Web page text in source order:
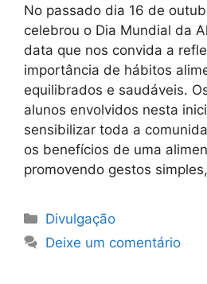
No passado dia 16 de
celebrou o Dia Mundial da
data que nos convida a
importância de hábitos
equilibrados e saudáveis.
alunos envolvidos nesta
sensibilizar toda a
os benefícios de uma
promovendo gestos
Categorias
Divulgação
Deixe um comentário